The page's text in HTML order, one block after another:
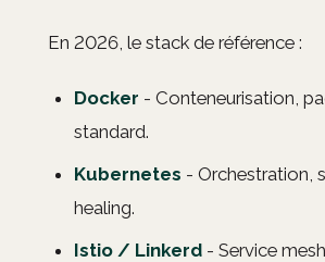
En 2026, le stack de référence :
Docker - Conteneurisation,
standard.
Kubernetes - Orchestration,
healing.
Istio / Linkerd - Service